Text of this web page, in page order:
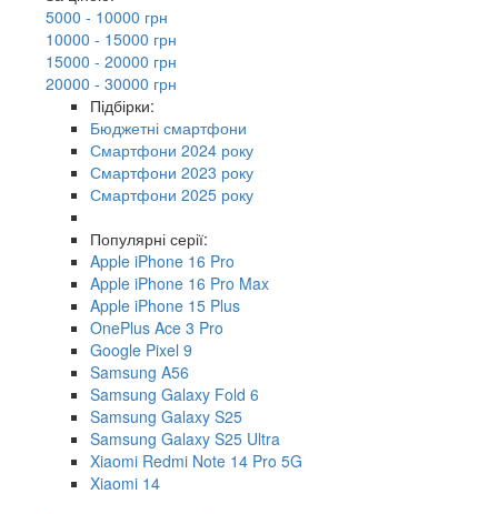
5000 - 10000 грн
10000 - 15000 грн
15000 - 20000 грн
20000 - 30000 грн
Підбірки:
Бюджетні смартфони
Смартфони 2024 року
Смартфони 2023 року
Смартфони 2025 року
Популярні серії:
Apple iPhone 16 Pro
Apple iPhone 16 Pro Max
Apple iPhone 15 Plus
OnePlus Ace 3 Pro
Google Pixel 9
Samsung A56
Samsung Galaxy Fold 6
Samsung Galaxy S25
Samsung Galaxy S25 Ultra
Xiaomi Redmi Note 14 Pro 5G
Xiaomi 14